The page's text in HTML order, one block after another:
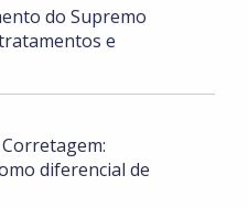
do Supremo
e
diferencial de